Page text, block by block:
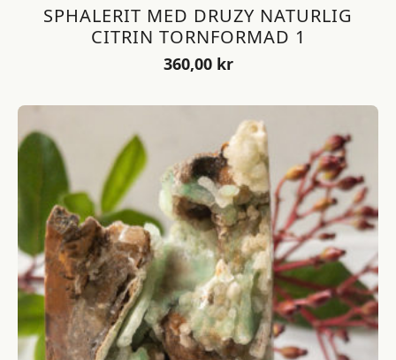
SPHALERIT MED DRUZY NATURLIG
CITRIN TORNFORMAD 1
360,00 kr